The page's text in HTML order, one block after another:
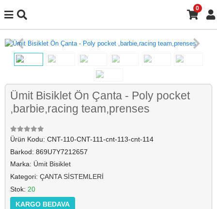
0
Ümit Bisiklet Ön Çanta - Poly pocket
,barbie,racing team,prenses
Ürün Kodu: CNT-110-CNT-111-cnt-113-cnt-114
Barkod: 869U7Y7212657
Marka: Ümit Bisiklet
Kategori: ÇANTA SİSTEMLERİ
Stok: 20
KARGO BEDAVA